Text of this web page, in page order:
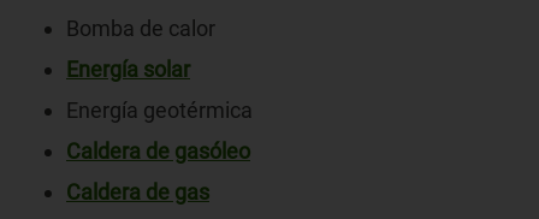
Bomba de calor
Energía solar
Energía geotérmica
Caldera de gasóleo
Caldera de gas